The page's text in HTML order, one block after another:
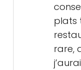
plats
rare,